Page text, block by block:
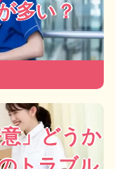
多い？
」どうか